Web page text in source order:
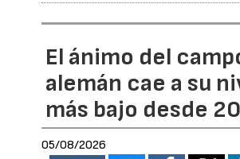
El ánimo del
alemán cae a su
más bajo desde
05/08/2026